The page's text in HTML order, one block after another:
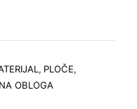
, PLOČE,
OBLOGA